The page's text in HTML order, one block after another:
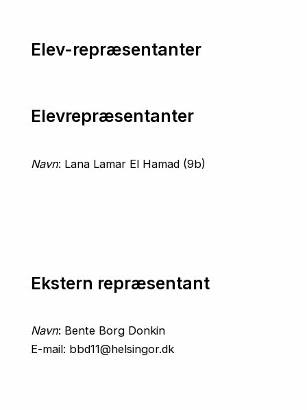
Elev-repræsentanter
Elevrepræsentanter
Navn: Lana Lamar El Hamad (9b)
Ekstern repræsentant
Navn: Bente Borg Donkin
E-mail: bbd11@helsingor.dk